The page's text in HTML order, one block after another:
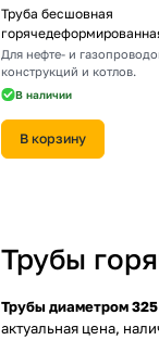
Труба бесшовная
Для нефте- и
конструкций и котлов.
В наличии
В корзину
Трубы
Трубы диаметром
актуальная цена,